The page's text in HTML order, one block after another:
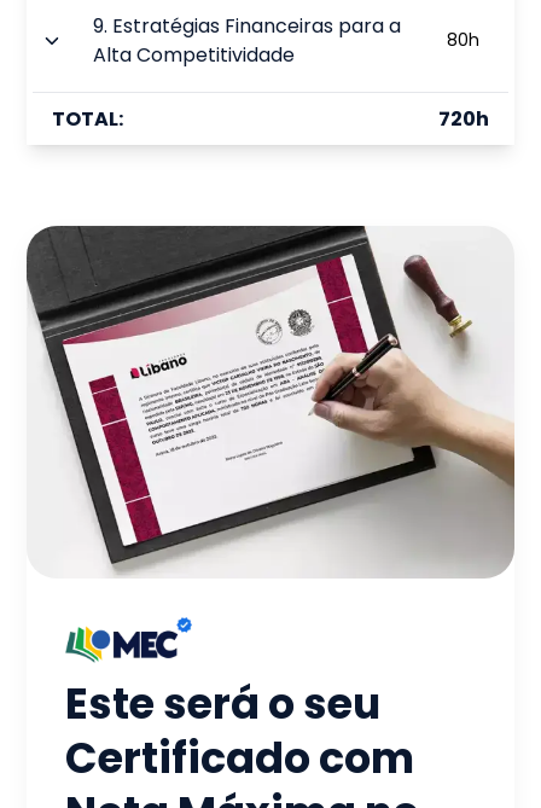
9. Estratégias Financeiras para a
Alta Competitividade
80h
TOTAL: 720h
Este será o seu
Certificado com